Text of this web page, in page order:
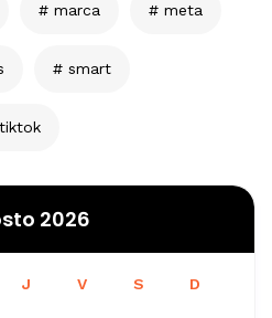
marca meta
smart
tiktok
2026
J V S D